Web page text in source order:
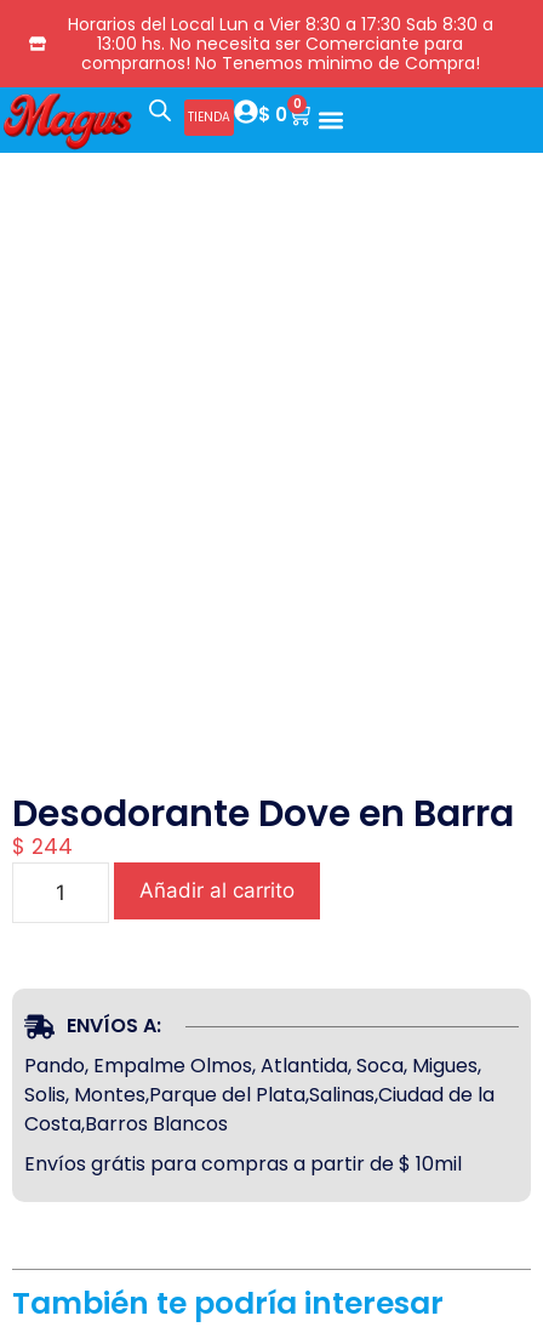
Horarios del Local Lun a Vier 8:30 a 17:30 Sab 8:30 a
13:00 hs. No necesita ser Comerciante para
comprarnos! No Tenemos minimo de Compra!
TIENDA $ 0 0
Desodorante Dove en Barra
$ 244
Añadir al carrito
ENVÍOS A:
Pando, Empalme Olmos, Atlantida, Soca, Migues,
Solis, Montes,Parque del Plata,Salinas,Ciudad de la
Costa,Barros Blancos
Envíos grátis para compras a partir de $ 10mil
También te podría interesar